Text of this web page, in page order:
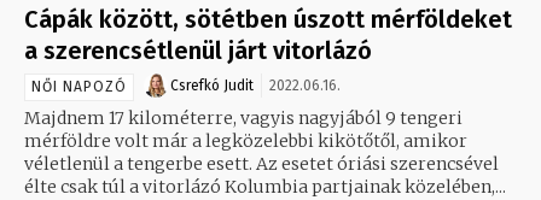
Cápák között, sötétben úszott mérföldeket
a szerencsétlenül járt vitorlázó
NŐI NAPOZÓ Csrefkó Judit 2022.06.16.
Majdnem 17 kilométerre, vagyis nagyjából 9 tengeri
mérföldre volt már a legközelebbi kikötőtől, amikor
véletlenül a tengerbe esett. Az esetet óriási szerencsével
élte csak túl a vitorlázó Kolumbia partjainak közelében,...